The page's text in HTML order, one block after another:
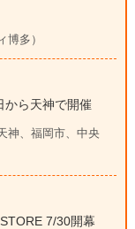
多）
から天神で開催
神、福岡市、中央
7/30開幕